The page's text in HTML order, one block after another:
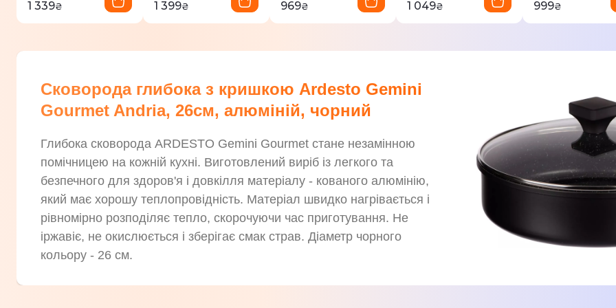
1 339₴ 1 399₴ 969₴ 1 049₴ 999₴
Сковорода глибока з кришкою Ardesto Gemini
Gourmet Andria, 26см, алюміній, чорний
Глибока сковорода ARDESTO Gemini Gourmet стане незамінною
помічницею на кожній кухні. Виготовлений виріб із легкого та
безпечного для здоров'я і довкілля матеріалу - кованого алюмінію,
який має хорошу теплопровідність. Матеріал швидко нагрівається і
рівномірно розподіляє тепло, скорочуючи час приготування. Не
іржавіє, не окислюється і зберігає смак страв. Діаметр чорного
кольору - 26 см.